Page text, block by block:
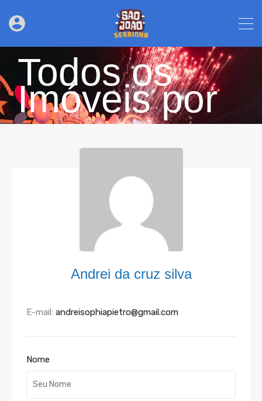
Todos os
Imóveis por
Andrei da cruz silva
E-mail: andreisophiapietro@gmail.com
Nome